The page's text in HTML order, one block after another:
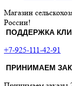
Магазин
России!
ПОДДЕРЖКА
+7-925-111-42-91
ПРИНИМАЕМ